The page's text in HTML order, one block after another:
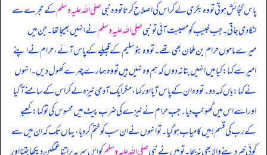
پاس گنجائش ہوتی تو وہ بکری لے کر اس کی اصلاح کرتا تو وہ نبیصلی اللہ علیہ وسلمکے حجرے سے
لٹکا دی جاتی۔ جب خبیب کو مصیبت آئی تو نبیصلی اللہ علیہ وسلمنے انہیں بھیجا تھا۔ جن میں
میرے ماموں حرام بن ملحان بھی تھے۔ تو وہ بنو سلیم کے قبیلے کے پاس آئے، حرام نے اپنے
امیر سے کہا: کیا میں انہیں بتا نہ دوں کہ ہم وہ نہیں ہیں تو وہ ہمارے چہرے کھول دیں۔ انہوں
نے کہا: ہاں کہہ دو۔ تو وہ ان کے پاس آیا اور کہا، مگر ایک آدمی نیزہ لے کر اس کے سامنے آگیا
اور اسے اس میں گھونپ دیا۔ جب حرام نے نیزے کی ضرب پیٹ میں محسوس کی تو کہا: کعبے
کے رب کی قسم! میں کامیاب ہو گیا۔ تو انہوں نے ان سب کو ختم کر دیا، یہاں تک کہ ان میں سے